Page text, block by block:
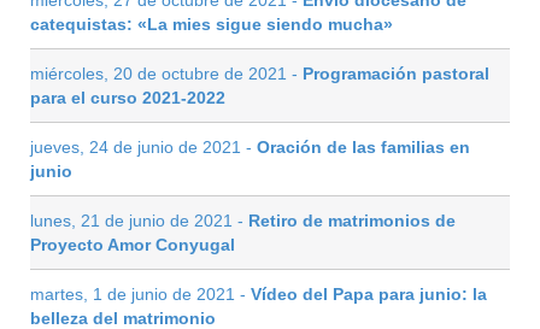
catequistas: «La mies sigue siendo mucha»
miércoles, 20 de octubre de 2021 - Programación pastoral
para el curso 2021-2022
jueves, 24 de junio de 2021 - Oración de las familias en
junio
lunes, 21 de junio de 2021 - Retiro de matrimonios de
Proyecto Amor Conyugal
martes, 1 de junio de 2021 - Vídeo del Papa para junio: la
belleza del matrimonio